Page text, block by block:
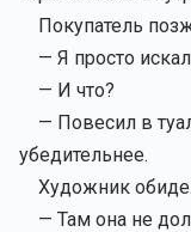
Покупатель
— Я просто
— И что?
— Повесил в
убедительнее.
Художник
— Там она не